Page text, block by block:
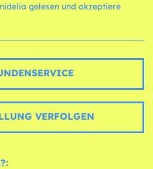
VERFOLGEN